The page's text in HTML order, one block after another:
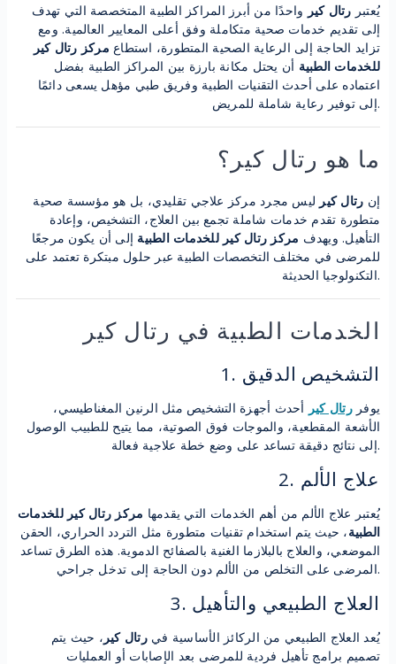
يُعتبر رتال كير واحدًا من أبرز المراكز الطبية المتخصصة التي تهدف
إلى تقديم خدمات صحية متكاملة وفق أعلى المعايير العالمية. ومع
تزايد الحاجة إلى الرعاية الصحية المتطورة، استطاع مركز رتال كير
للخدمات الطبية أن يحتل مكانة بارزة بين المراكز الطبية بفضل
اعتماده على أحدث التقنيات الطبية وفريق طبي مؤهل يسعى دائمًا
إلى توفير رعاية شاملة للمريض.
ما هو رتال كير؟
إن رتال كير ليس مجرد مركز علاجي تقليدي، بل هو مؤسسة صحية
متطورة تقدم خدمات شاملة تجمع بين العلاج، التشخيص، وإعادة
التأهيل. ويهدف مركز رتال كير للخدمات الطبية إلى أن يكون مرجعًا
للمرضى في مختلف التخصصات الطبية عبر حلول مبتكرة تعتمد على
التكنولوجيا الحديثة.
الخدمات الطبية في رتال كير
1. التشخيص الدقيق
يوفررتال كير أحدث أجهزة التشخيص مثل الرنين المغناطيسي،
الأشعة المقطعية، والموجات فوق الصوتية، مما يتيح للطبيب الوصول
إلى نتائج دقيقة تساعد على وضع خطة علاجية فعالة.
2. علاج الألم
يُعتبر علاج الألم من أهم الخدمات التي يقدمها مركز رتال كير للخدمات
الطبية، حيث يتم استخدام تقنيات متطورة مثل التردد الحراري، الحقن
الموضعي، والعلاج بالبلازما الغنية بالصفائح الدموية. هذه الطرق تساعد
المرضى على التخلص من الألم دون الحاجة إلى تدخل جراحي.
3. العلاج الطبيعي والتأهيل
يُعد العلاج الطبيعي من الركائز الأساسية فيرتال كير ، حيث يتم
تصميم برامج تأهيل فردية للمرضى بعد الإصابات أو العمليات